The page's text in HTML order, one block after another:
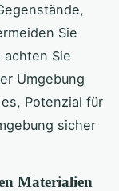
Sie
Sie
Umgebung
Potenzial für
sicher
Materialien